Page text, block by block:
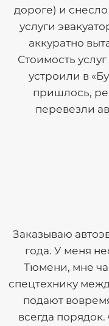
дороге) и
услуги
аккуратно
Стоимость
устроили в
пришлось,
перевезли
Заказываю
года. У меня
Тюмени, мне
спецтехнику
подают
всегда